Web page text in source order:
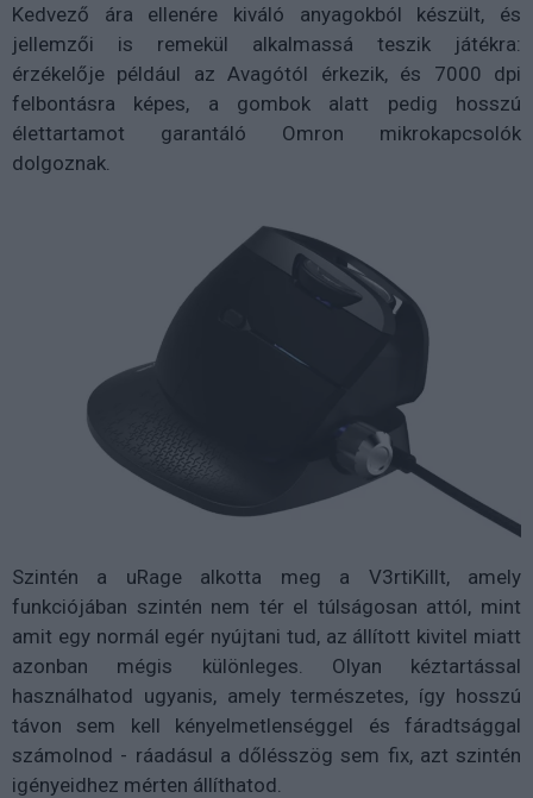
Kedvező ára ellenére kiváló anyagokból készült, és
jellemzői is remekül alkalmassá teszik játékra:
érzékelője például az Avagótól érkezik, és 7000 dpi
felbontásra képes, a gombok alatt pedig hosszú
élettartamot garantáló Omron mikrokapcsolók
dolgoznak.
Szintén a uRage alkotta meg a V3rtiKillt, amely
funkciójában szintén nem tér el túlságosan attól, mint
amit egy normál egér nyújtani tud, az állított kivitel miatt
azonban mégis különleges. Olyan kéztartással
használhatod ugyanis, amely természetes, így hosszú
távon sem kell kényelmetlenséggel és fáradtsággal
számolnod - ráadásul a dőlésszög sem fix, azt szintén
igényeidhez mérten állíthatod.